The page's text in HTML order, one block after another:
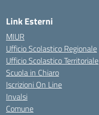
Link Esterni
MIUR
Ufficio Scolastico Regionale
Ufficio Scolastico Territoriale
Scuola in Chiaro
Iscrizioni On Line
Invalsi
Comune